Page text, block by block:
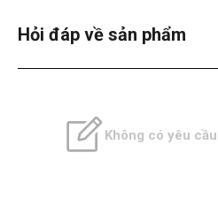
Hỏi đáp về sản phẩm
Không có yêu